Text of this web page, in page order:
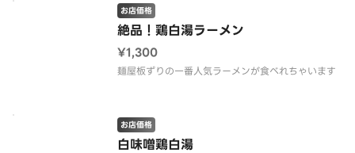
絶品！鶏白湯ラーメン
お店価格
¥1,300
麺屋板ずりの一番人気ラーメンが食べれちゃいます
白味噌鶏白湯
お店価格